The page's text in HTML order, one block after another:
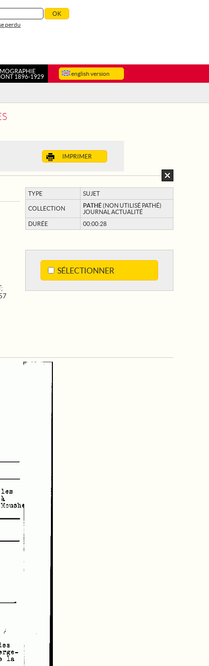
perdu
english version
1896-1929
IMPRIMER
TYPE SUJET
COLLECTION PATHÉ(NON UTILISÉ PATHÉ)
JOURNAL ACTUALITÉ
DURÉE
00:00:28
SÉLECTIONNER
;